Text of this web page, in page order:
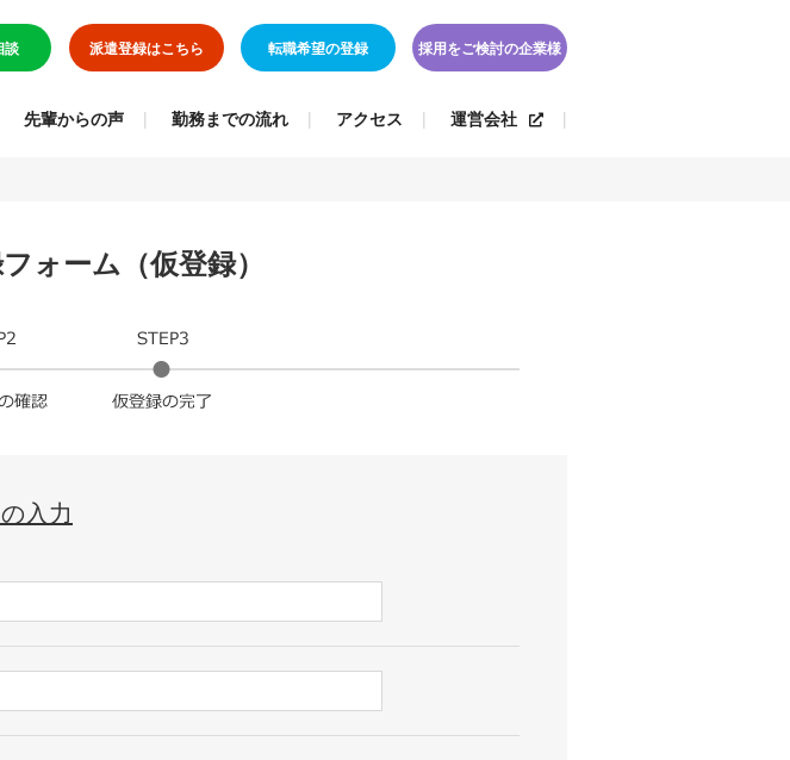
談 派遣登録はこちら 転職希望の登録 採用をご検討の企業様
先輩からの声 勤務までの流れ アクセス 運営会社
ォーム（仮登録）
入力